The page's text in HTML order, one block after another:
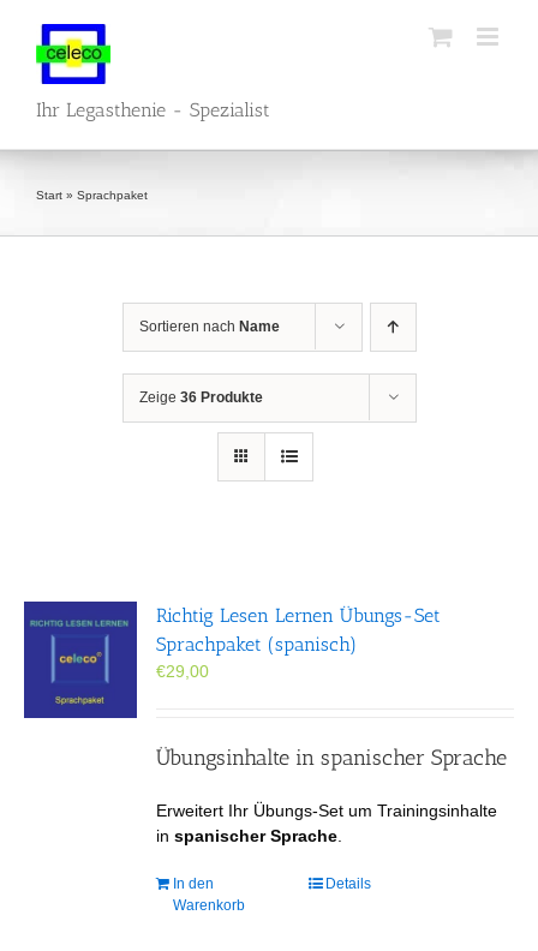
springen
Ihr Legasthenie - Spezialist
Start » Sprachpaket
Sortieren nach Name
Zeige 36 Produkte
Richtig Lesen Lernen Übungs-Set
Sprachpaket (spanisch)
€29,00
Übungsinhalte in spanischer Sprache
Erweitert Ihr Übungs-Set um Trainingsinhalte
inspanischer Sprache
In den
Warenkorb
Details